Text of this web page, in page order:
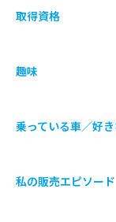
取得資格
趣味
乗っている車／好
私の販売エピソード